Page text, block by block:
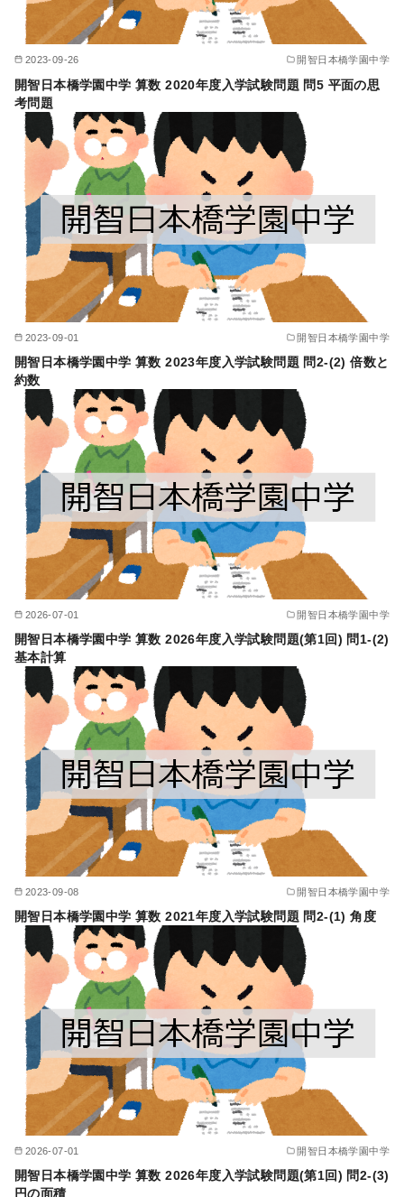
2023-09-26 開智日本橋学園中学
開智日本橋学園中学 算数 2020年度入学試験問題 問5 平面の思
考問題
2023-09-01 開智日本橋学園中学
開智日本橋学園中学 算数 2023年度入学試験問題 問2-(2) 倍数と
約数
2026-07-01 開智日本橋学園中学
開智日本橋学園中学 算数 2026年度入学試験問題(第1回) 問1-(2)
基本計算
2023-09-08 開智日本橋学園中学
開智日本橋学園中学 算数 2021年度入学試験問題 問2-(1) 角度
2026-07-01 開智日本橋学園中学
開智日本橋学園中学 算数 2026年度入学試験問題(第1回) 問2-(3)
円の面積